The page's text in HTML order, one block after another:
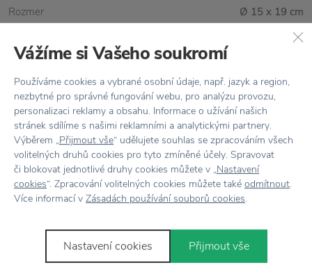
Všetko skladom, odosielame ihneď
Doprava zadarmonad 100 €
Vrátenie tovarudo 30 dní
7500+ produktovna výber
Showroomv Zlíne
Rozmer Ø 15 x 19 cm
Vážíme si Vašeho soukromí
Používáme cookies a vybrané osobní údaje, např. jazyk a region,
nezbytné pro správné fungování webu, pro analýzu provozu,
personalizaci reklamy a obsahu. Informace o užívání našich
stránek sdílíme s našimi reklamními a analytickými partnery.
Výběrem „Přijmout vše“ udělujete souhlas se zpracováním všech
volitelných druhů cookies pro tyto zmíněné účely. Spravovat
či blokovat jednotlivé druhy cookies můžete v „Nastavení
cookies“. Zpracování volitelných cookies můžete také odmítnout.
Více informací v Zásadách používání souborů cookies.
Nastavení cookies Přijmout vše